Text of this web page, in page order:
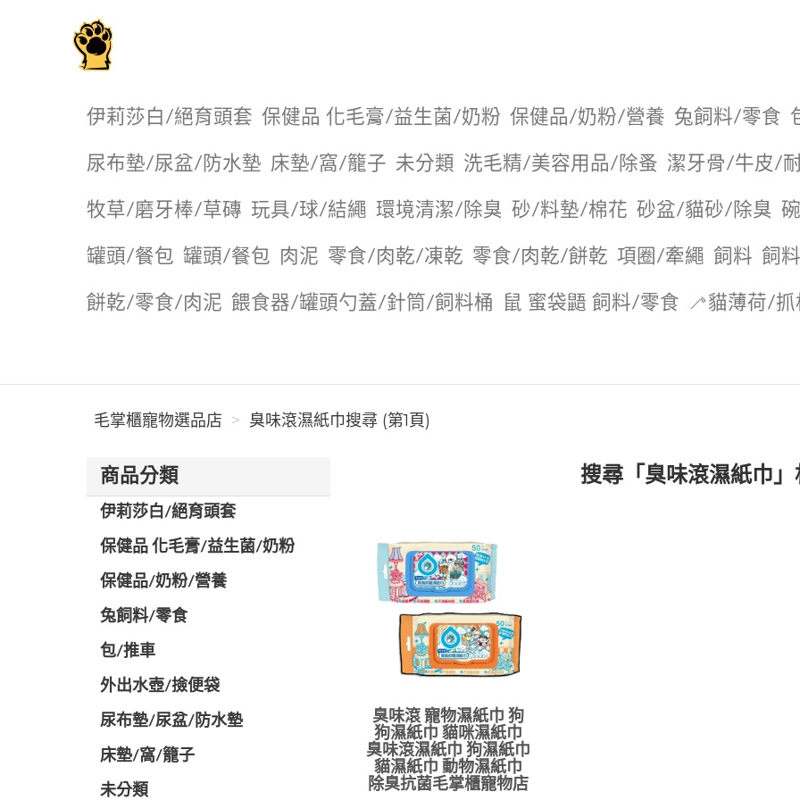
伊莉莎白/絕育頭套 保健品 化毛膏/益生菌/奶粉 保健品/奶粉/營養 兔飼料/零食
尿布墊/尿盆/防水墊 ️床墊/窩/籠子 未分類 洗毛精/美容用品/除蚤 潔牙骨/牛皮/
牧草/磨牙棒/草磚 玩具/球/結繩 環境清潔/除臭 砂/料墊/棉花 砂盆/貓砂/除臭
罐頭/餐包 罐頭/餐包 肉泥 零食/肉乾/凍乾 零食/肉乾/餅乾 項圈/牽繩 飼料 飼
餅乾/零食/肉泥 餵食器/罐頭勺蓋/針筒/飼料桶 鼠 蜜袋鼯 飼料/零食 🦯貓薄荷/
毛掌櫃寵物選品店 臭味滾濕紙巾搜尋 (第1頁)
商品分類
伊莉莎白/絕育頭套
保健品 化毛膏/益生菌/奶粉
保健品/奶粉/營養
兔飼料/零食
包/推車
外出水壺/撿便袋
尿布墊/尿盆/防水墊
️床墊/窩/籠子
未分類
搜尋「臭味滾濕紙巾
臭味滾 寵物濕紙巾 狗
狗濕紙巾 貓咪濕紙巾
臭味滾濕紙巾 狗濕紙巾
貓濕紙巾 動物濕紙巾
除臭抗菌毛掌櫃寵物店